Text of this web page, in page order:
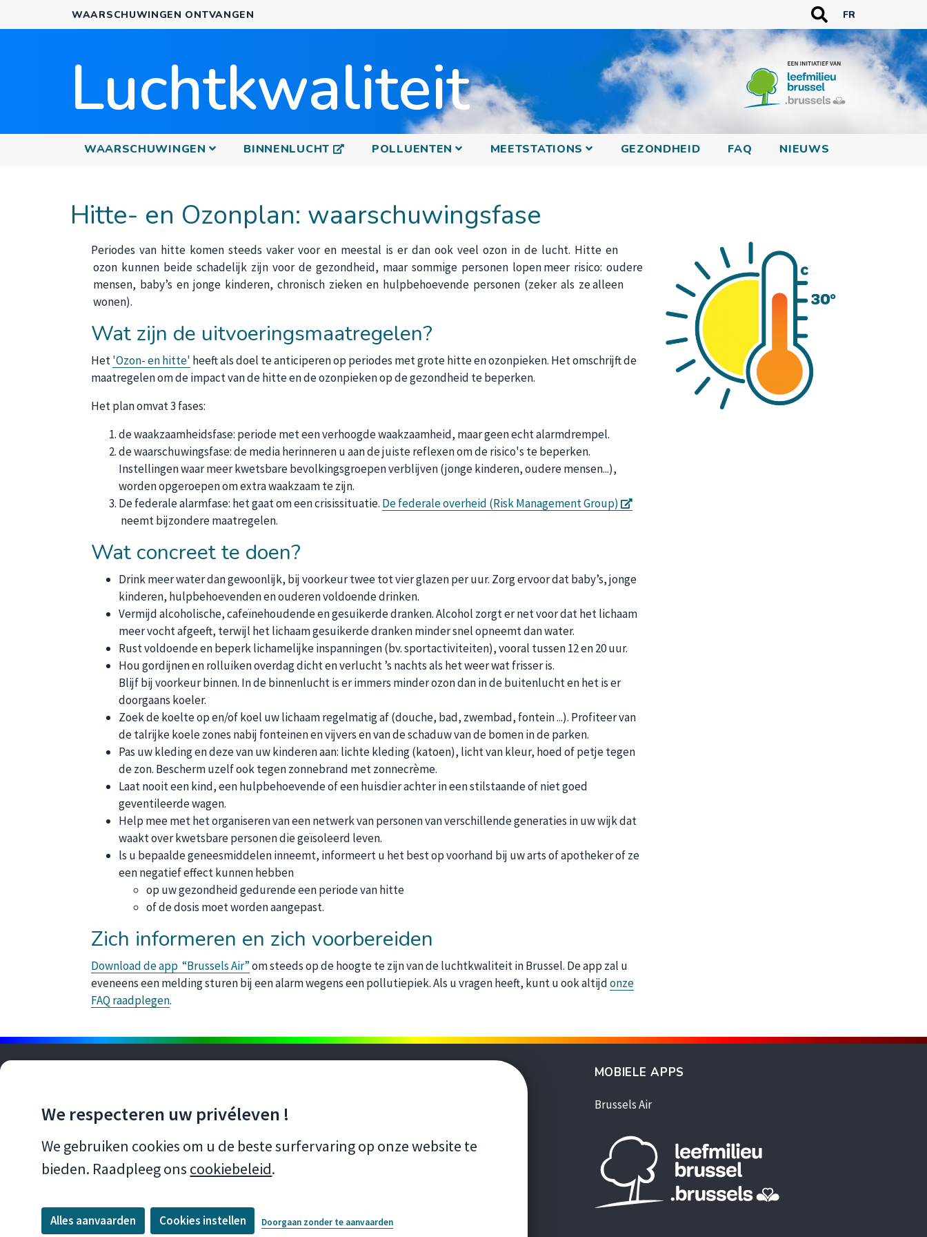
We respecteren uw privéleven !
We gebruiken cookies om u de beste surfervaring op onze website te
bieden. Raadpleeg ons cookiebeleid.
Alles aanvaarden Doorgaan zonder te aanvaarden
Cookies instellen
en
inhoud
gaan
WAARSCHUWINGEN ONTVANGEN
TREFWOORDEN
Zoeken
FR
Luchtkwaliteit
PRINCIPALE
WAARSCHUWINGEN BINNENLUCHT S'OUVRE DANS UNE NOUVELLE FENÊTRE
POLLUENTEN MEETSTATIONS GEZONDHEID FAQ NIEUWS
Hitte- en Ozonplan: waarschuwingsfase
Periodes van hitte komen steeds vaker voor en meestal is er dan ook veel ozon in de lucht. Hitte en
ozon kunnen beide schadelijk zijn voor de gezondheid, maar sommige personen lopen meer risico: oudere
mensen, baby’s en jonge kinderen, chronisch zieken en hulpbehoevende personen (zeker als ze alleen
wonen).
Wat zijn de uitvoeringsmaatregelen?
Het'Ozon- en hitte' heeft als doel te anticiperen op periodes met grote hitte en ozonpieken. Het omschrijft de
maatregelen om de impact van de hitte en de ozonpieken op de gezondheid te beperken.
Het plan omvat 3 fases:
de waakzaamheidsfase: periode met een verhoogde waakzaamheid, maar geen echt alarmdrempel.
de waarschuwingsfase: de media herinneren u aan de juiste reflexen om de risico's te beperken.
Instellingen waar meer kwetsbare bevolkingsgroepen verblijven (jonge kinderen, oudere mensen...),
worden opgeroepen om extra waakzaam te zijn.
De federale alarmfase: het gaat om een crisissituatie. De federale overheid (Risk Management Group)
s'ouvre dans une nouvelle fenêtre
neemt bijzondere maatregelen.
Wat concreet te doen?
Drink meer water dan gewoonlijk, bij voorkeur twee tot vier glazen per uur. Zorg ervoor dat baby’s, jonge
kinderen, hulpbehoevenden en ouderen voldoende drinken.
Vermijd alcoholische, cafeïnehoudende en gesuikerde dranken. Alcohol zorgt er net voor dat het lichaam
meer vocht afgeeft, terwijl het lichaam gesuikerde dranken minder snel opneemt dan water.
Rust voldoende en beperk lichamelijke inspanningen (bv. sportactiviteiten), vooral tussen 12 en 20 uur.
Hou gordijnen en rolluiken overdag dicht en verlucht ’s nachts als het weer wat frisser is.
Blijf bij voorkeur binnen. In de binnenlucht is er immers minder ozon dan in de buitenlucht en het is er
doorgaans koeler.
Zoek de koelte op en/of koel uw lichaam regelmatig af (douche, bad, zwembad, fontein ...). Profiteer van
de talrijke koele zones nabij fonteinen en vijvers en van de schaduw van de bomen in de parken.
Pas uw kleding en deze van uw kinderen aan: lichte kleding (katoen), licht van kleur, hoed of petje tegen
de zon. Bescherm uzelf ook tegen zonnebrand met zonnecrème.
Laat nooit een kind, een hulpbehoevende of een huisdier achter in een stilstaande of niet goed
geventileerde wagen.
Help mee met het organiseren van een netwerk van personen van verschillende generaties in uw wijk dat
waakt over kwetsbare personen die geïsoleerd leven.
ls u bepaalde geneesmiddelen inneemt, informeert u het best op voorhand bij uw arts of apotheker of ze
een negatief effect kunnen hebben
op uw gezondheid gedurende een periode van hitte
of de dosis moet worden aangepast.
Zich informeren en zich voorbereiden
Download de app “Brussels Air”om steeds op de hoogte te zijn van de luchtkwaliteit in Brussel. De app zal u
eveneens een melding sturen bij een alarm wegens een pollutiepiek. Als u vragen heeft, kunt u ook altijdonze
FAQ raadplegen.
IK SCHRIJF ME IN S'OUVRE DANS UNE NOUVELLE FENÊTRE
VOLG ONS
FacebookTwitterLinkedinYoutubeInstagram
s'ouvre dans une nouvelle fenêtre
Brussels Gardens
s'ouvre dans une nouvelle fenêtre
Good Food
s'ouvre dans une nouvelle fenêtre
s'ouvre dans une nouvelle fenêtre
MOBIELE APPS
Brussels Air